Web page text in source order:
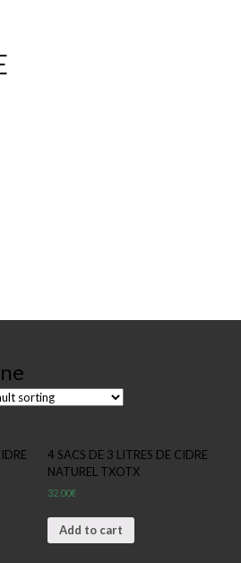
4 SACS DE 3 LITRES DE CIDRE
NATUREL TXOTX
32.00€
Add to cart